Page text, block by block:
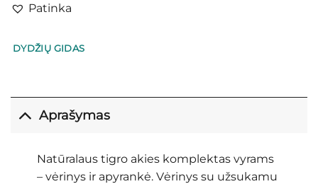
Patinka
DYDŽIŲ GIDAS
Aprašymas
Natūralaus tigro akies komplektas vyrams
– vėrinys ir apyrankė. Vėrinys su užsukamu